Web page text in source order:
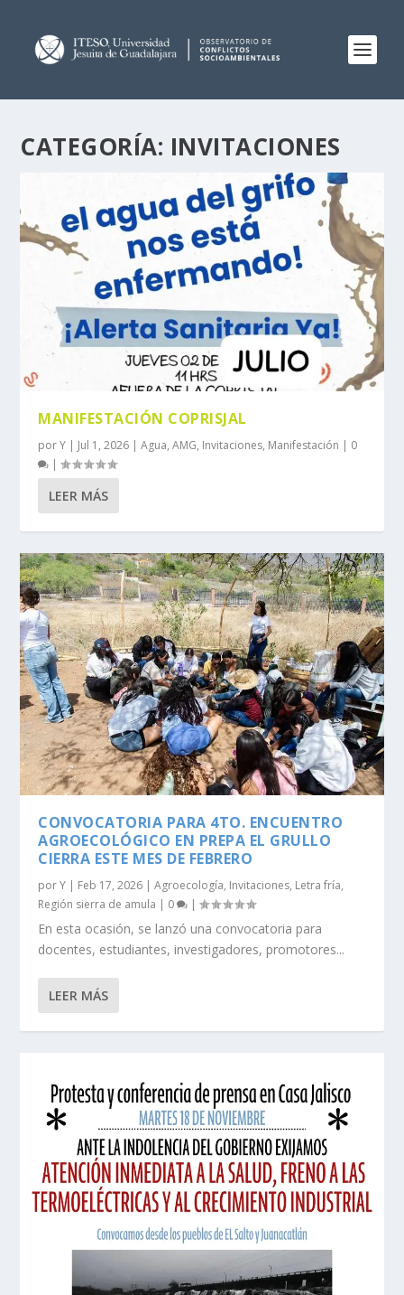
CATEGORÍA: INVITACIONES
MANIFESTACIÓN COPRISJAL
porY | Jul 1, 2026 |Agua,AMG, Invitaciones, Manifestación | 0
|
LEER MÁS
CONVOCATORIA PARA 4TO. ENCUENTRO
AGROECOLÓGICO EN PREPA EL GRULLO
CIERRA ESTE MES DE FEBRERO
porY | Feb 17, 2026 |Agroecología, Invitaciones, Letra fría,
Región sierra de amula | 0 |
En esta ocasión, se lanzó una convocatoria para
docentes, estudiantes, investigadores, promotores...
LEER MÁS